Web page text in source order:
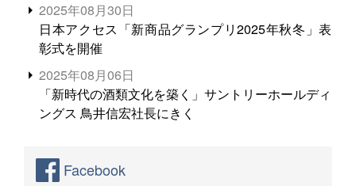
2025年08月30日
日本アクセス「新商品グランプリ2025年秋冬」表
彰式を開催
2025年08月06日
「新時代の酒類文化を築く」サントリーホールディ
ングス 鳥井信宏社長にきく
Facebook